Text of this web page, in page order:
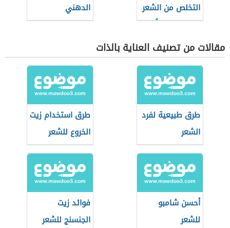
التخلص من الشعر
الأبيض نهائياً
الدهني
مقالات من تصنيف العناية بالذات
طرق طبيعية لفرد
الشعر
طرق استخدام زيت
الخروع للشعر
أحسن شامبو
للشعر
فوائد زيت
الجنسنج للشعر